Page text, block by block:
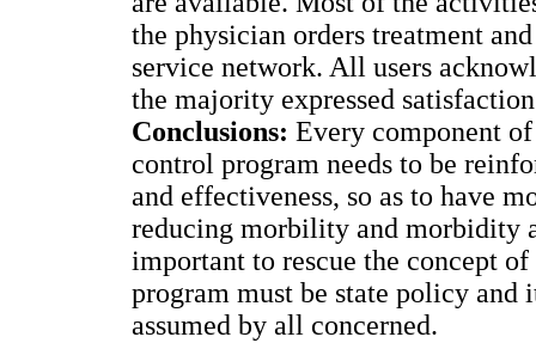
the physician orders treatment
service network. All users
the majority expressed
Conclusions: Every component
control program needs to be
and effectiveness, so as to have
reducing morbility and morbidity
important to rescue the concept
program must be state policy and
assumed by all concerned.